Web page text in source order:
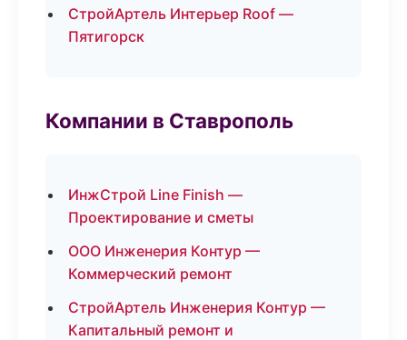
СтройАртель Интерьер Roof —
Пятигорск
Компании в Ставрополь
ИнжСтрой Line Finish —
Проектирование и сметы
ООО Инженерия Контур —
Коммерческий ремонт
СтройАртель Инженерия Контур —
Капитальный ремонт и